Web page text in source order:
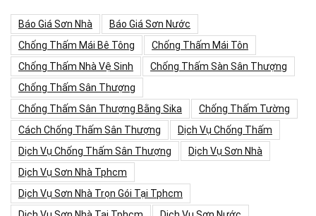
Báo Giá Sơn Nhà
Báo Giá Sơn Nước
Chống Thấm Mái Bê Tông
Chống Thấm Mái Tôn
Chống Thấm Nhà Vệ Sinh
Chống Thấm Sàn Sân Thượng
Chống Thấm Sân Thượng
Chống Thấm Sân Thượng Bằng Sika
Chống Thấm Tường
Cách Chống Thấm Sân Thượng
Dịch Vụ Chống Thấm
Dịch Vụ Chống Thấm Sân Thượng
Dịch Vụ Sơn Nhà
Dịch Vụ Sơn Nhà Tphcm
Dịch Vụ Sơn Nhà Trọn Gói Tại Tphcm